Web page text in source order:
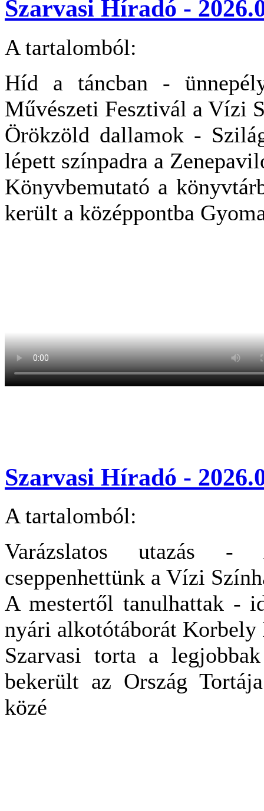
Szarvasi Híradó -
A tartalomból:
Híd a táncban -
Művészeti Fesztivál a Vízi
Örökzöld dallamok -
lépett színpadra a
Könyvbemutató a
került a középpontba
Szarvasi Híradó -
A tartalomból:
Varázslatos utazás -
cseppenhettünk a Vízi
A mestertől tanulhattak -
nyári alkotótáborát Korbely
Szarvasi torta a
bekerült az Ország
közé